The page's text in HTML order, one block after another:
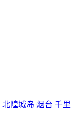
北隍城岛 烟台 千里